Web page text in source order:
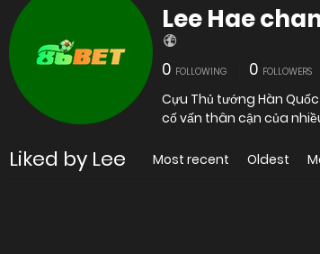
Lee Hae
0 FOLLOWING 0 FOLLOWERS
Cựu Thủ tướng Hàn
cố vấn thân cận của
Liked by Lee Most recent Oldest